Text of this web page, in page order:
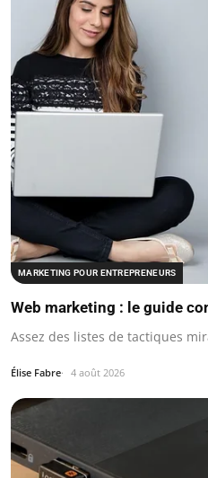
MARKETING POUR ENTREPRENEURS
Web marketing : le guide
Assez des listes de tactiques
Élise Fabre 4 août 2026